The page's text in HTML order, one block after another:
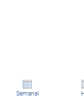
Semanal